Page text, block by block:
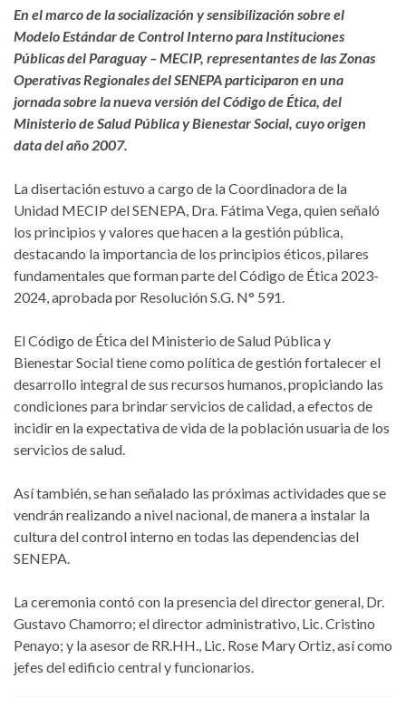
En el marco de la socialización y sensibilización sobre el
Modelo Estándar de Control Interno para Instituciones
Públicas del Paraguay – MECIP, representantes de las Zonas
Operativas Regionales del SENEPA participaron en una
jornada sobre la nueva versión del Código de Ética, del
Ministerio de Salud Pública y Bienestar Social, cuyo origen
data del año 2007.
La disertación estuvo a cargo de la Coordinadora de la
Unidad MECIP del SENEPA, Dra. Fátima Vega, quien señaló
los principios y valores que hacen a la gestión pública,
destacando la importancia de los principios éticos, pilares
fundamentales que forman parte del Código de Ética 2023-
2024, aprobada por Resolución S.G. N° 591.
El Código de Ética del Ministerio de Salud Pública y
Bienestar Social tiene como política de gestión fortalecer el
desarrollo integral de sus recursos humanos, propiciando las
condiciones para brindar servicios de calidad, a efectos de
incidir en la expectativa de vida de la población usuaria de los
servicios de salud.
Así también, se han señalado las próximas actividades que se
vendrán realizando a nivel nacional, de manera a instalar la
cultura del control interno en todas las dependencias del
SENEPA.
La ceremonia contó con la presencia del director general, Dr.
Gustavo Chamorro; el director administrativo, Lic. Cristino
Penayo; y la asesor de RR.HH., Lic. Rose Mary Ortiz, así como
jefes del edificio central y funcionarios.